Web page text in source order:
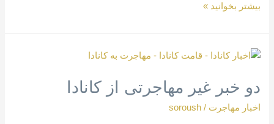
بیشتر بخوانید »
دو خبر غیر مهاجرتی از کانادا
اخبار مهاجرت /
soroush
دو
غیر
مهاجرتی
از